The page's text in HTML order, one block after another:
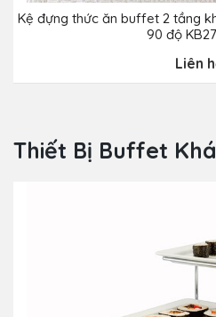
Kệ đựng thức ăn buffet 2 tầng
90 độ
Liên
Thiết Bị Buffet